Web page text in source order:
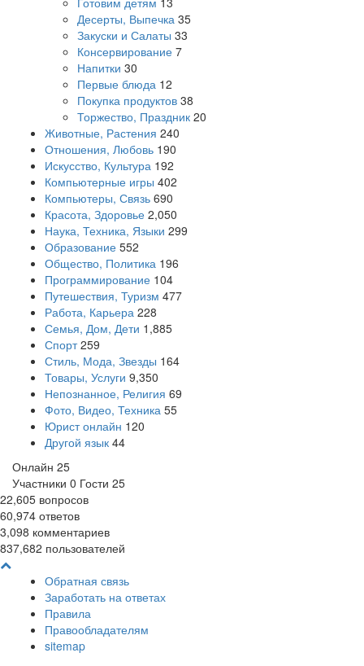
Десерты, Выпечка 35
Закуски и Салаты 33
Консервирование 7
Напитки 30
Первые блюда 12
Покупка продуктов 38
Торжество, Праздник 20
Животные, Растения 240
Отношения, Любовь 190
Искусство, Культура 192
Компьютерные игры 402
Компьютеры, Связь 690
Красота, Здоровье 2,050
Наука, Техника, Языки 299
Образование 552
Общество, Политика 196
Программирование 104
Путешествия, Туризм 477
Работа, Карьера 228
Семья, Дом, Дети 1,885
Спорт 259
Стиль, Мода, Звезды 164
Товары, Услуги 9,350
Непознанное, Религия 69
Фото, Видео, Техника 55
Юрист онлайн 120
Другой язык 44
Онлайн 25
Участники 0 Гости 25
22,605 вопросов
60,974 ответов
3,098 комментариев
837,682 пользователей
Обратная связь
Заработать на ответах
Правила
Правообладателям
sitemap